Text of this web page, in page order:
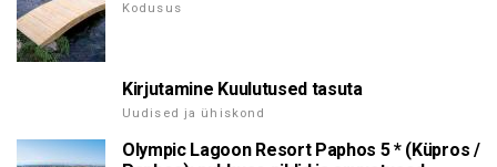
Kodusus
Kirjutamine Kuulutused tasuta
Uudised ja ühiskond
Olympic Lagoon Resort Paphos 5 * (Küpros /